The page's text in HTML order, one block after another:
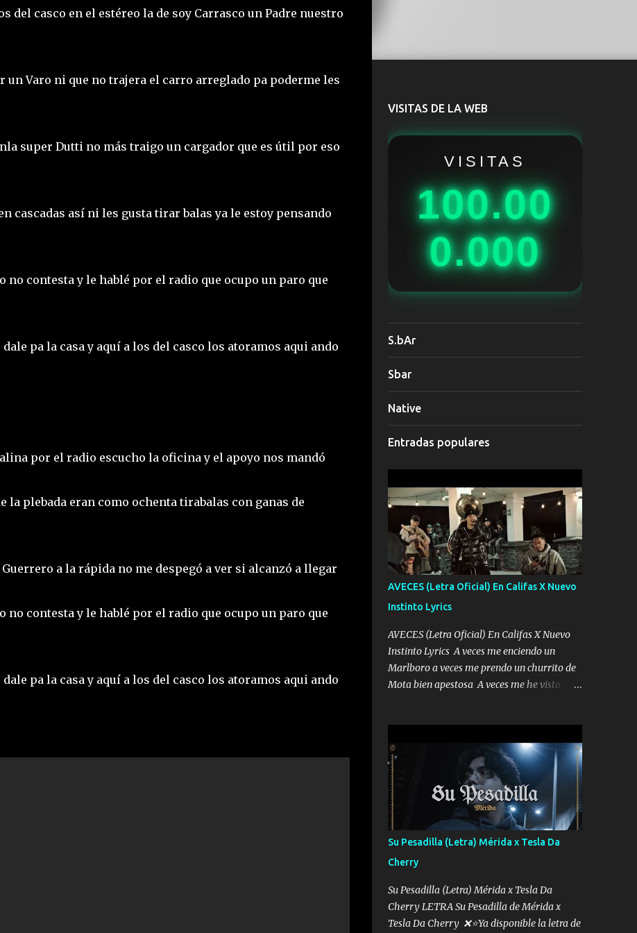
del casco en el estéreo la de soy Carrasco un Padre nuestro
un Varo ni que no trajera el carro arreglado pa poderme les
super Dutti no más traigo un cargador que es útil por eso
cascadas así ni les gusta tirar balas ya le estoy pensando
no contesta y le hablé por el radio que ocupo un paro que
pa la casa y aquí a los del casco los atoramos aqui ando
por el radio escucho la oficina y el apoyo nos mandó
la plebada eran como ochenta tirabalas con ganas de
a la rápida no me despegó a ver si alcanzó a llegar
no contesta y le hablé por el radio que ocupo un paro que
pa la casa y aquí a los del casco los atoramos aqui ando
VISITAS DE LA WEB
VISITAS
100.00
0.000
S.bAr
Sbar
Native
Entradas populares
AVECES (Letra Oficial) En Califas X Nuevo
Instinto Lyrics
AVECES (Letra Oficial) En Califas X Nuevo
Instinto Lyrics A veces me enciendo un
Marlboro a veces me prendo un churrito de
Mota bien apestosa A veces me he visto
me mandó yo tengo el control a todos yo les
paro el dedo soy hocicon un malcriado un
malandrón Que Les importa no saben nada
falsas las risas las que me miran hay gente
corriente no quieren verte subir de level
trucha mis plebes Música A veces me pongo
un sombrero a veces me ven la cachucha de
lado con la mirada siempre en alto A veces
me fajó una super o a veces me fajó una
Glock siempre armado todas las
generaciones yo traigo El chiste es que hago
Su Pesadilla (Letra) Mérida x Tesla Da
Cherry
Su Pesadilla (Letra) Mérida x Tesla Da
Cherry LETRA Su Pesadilla de Mérida x
Tesla Da Cherry ❌⭐Ya disponible la letra de